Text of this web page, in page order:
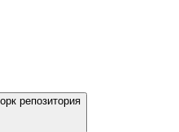
репозитория